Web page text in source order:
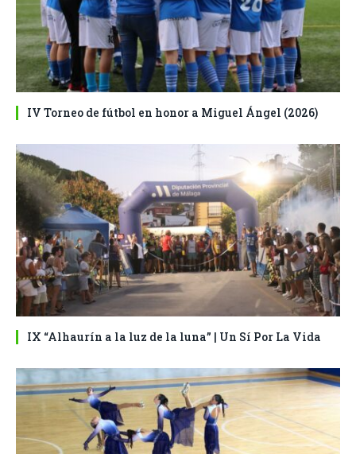
IV Torneo de fútbol en honor a Miguel Ángel (2026)
IX “Alhaurín a la luz de la luna” | Un Sí Por La Vida